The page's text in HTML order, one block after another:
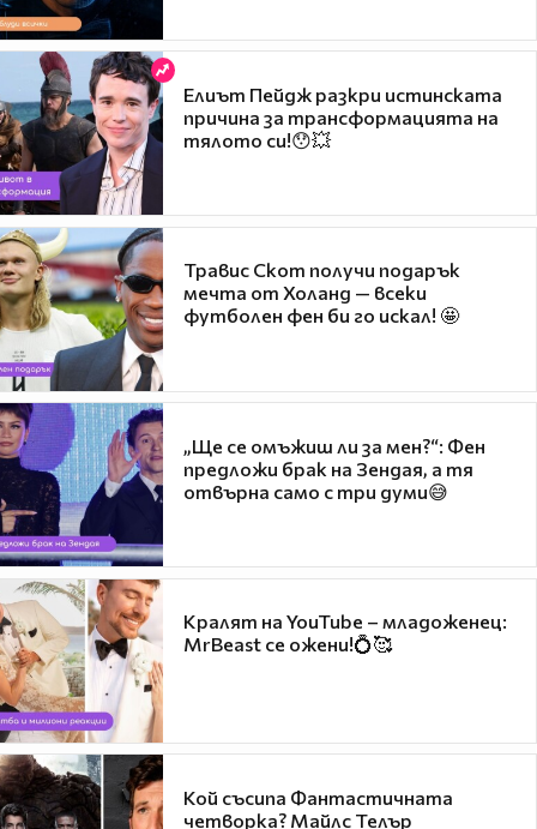
Елиът Пейдж разкри истинската
причина за трансформацията на
тялото си!😯💥
Травис Скот получи подарък
мечта от Холанд — всеки
футболен фен би го искал! 🤩
„Ще се омъжиш ли за мен?“: Фен
предложи брак на Зендая, а тя
отвърна само с три думи😅
Кралят на YouTube – младоженец:
MrBeast се ожени!💍🥰
Кой съсипа Фантастичната
четворка? Майлс Телър